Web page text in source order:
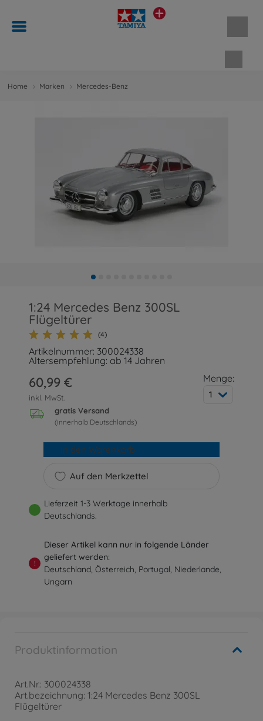
Home Marken Mercedes-Benz
1:24 Mercedes Benz 300SL
Flügeltürer
(4)
Artikelnummer: 300024338
Altersempfehlung: ab 14 Jahren
60,99 €
inkl. MwSt.
gratis Versand
(innerhalb Deutschlands)
Menge:
1
Auf den Merkzettel
In den Warenkorb
Lieferzeit 1-3 Werktage innerhalb
Deutschlands.
!
Dieser Artikel kann nur in folgende Länder
geliefert werden:
Deutschland, Österreich, Portugal, Niederlande,
Ungarn
Produktinformation
Art.Nr.: 300024338
Art.bezeichnung: 1:24 Mercedes Benz 300SL
Flügeltürer